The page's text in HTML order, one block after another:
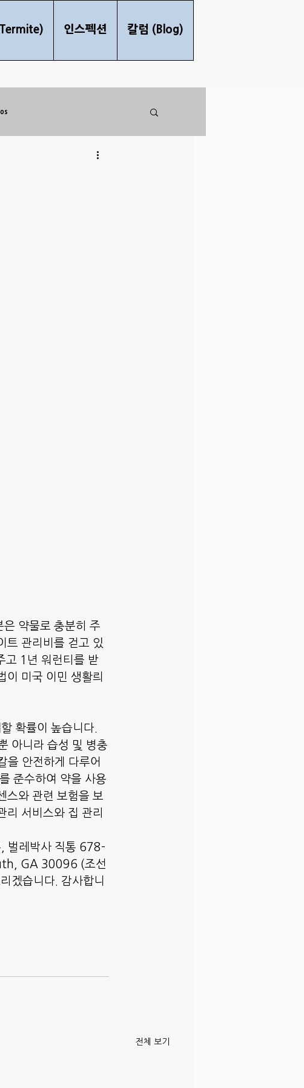
인스펙션 칼럼 (Blog)
약물로 충분히 주
트 관리비를 걷고 있
고 1년 워런티를 받
이 미국 이민 생활릐
확률이 높습니다.
아니라 습성 및 병충
을 안전하게 다루어
준수하여 약을 사용
스와 관련 보험을 보
리 서비스와 집 관리
, 벌레박사 직통 678-
GA 30096 (조선
겠습니다. 감사합니
전체 보기